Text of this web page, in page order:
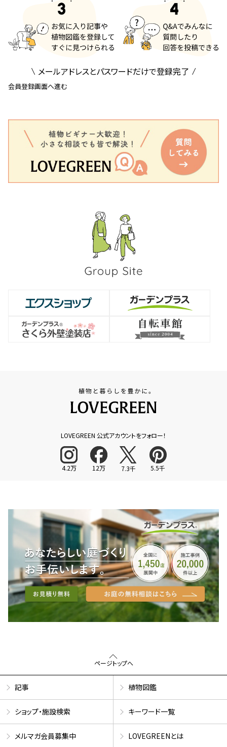
メールアドレスとパスワードだけで登録完了
会員登録画面へ進む
LOVEGREEN 公式アカウントをフォロー！
4.2万 12万 7.3千 5.5千
ページトップへ
記事 植物図鑑
ショップ・施設検索 キーワード一覧
メルマガ会員募集中 LOVEGREENとは